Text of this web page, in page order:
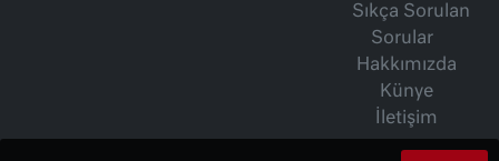
Sıkça Sorulan
Sorular
Hakkımızda
Künye
İletişim